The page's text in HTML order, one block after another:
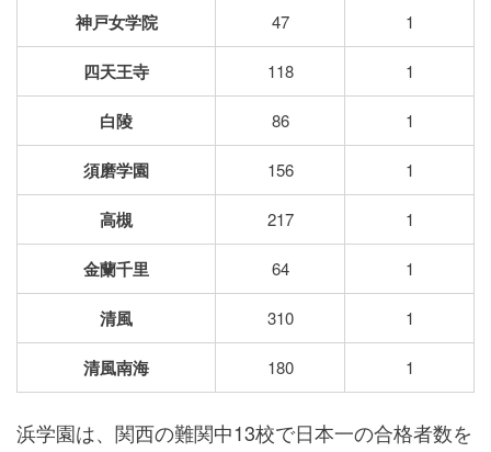
神戸女学院 47 1
四天王寺 118 1
白陵 86 1
須磨学園 156 1
高槻 217 1
金蘭千里 64 1
清風 310 1
清風南海 180 1
浜学園は、関西の難関中13校で日本一の合格者数を